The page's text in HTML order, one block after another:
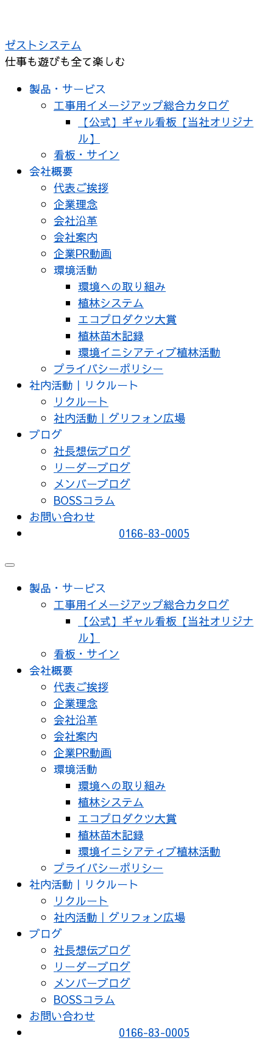
ゼストシステム
仕事も遊びも全て楽しむ
製品・サービス
工事用イメージアップ総合カタログ
【公式】ギャル看板【当社オリジナ
ル】
看板・サイン
会社概要
代表ご挨拶
企業理念
会社沿革
会社案内
企業PR動画
環境活動
環境への取り組み
植林システム
エコプロダクツ大賞
植林苗木記録
環境イニシアティブ植林活動
プライバシーポリシー
社内活動｜リクルート
リクルート
社内活動｜グリフォン広場
ブログ
社長想伝ブログ
リーダーブログ
メンバーブログ
BOSSコラム
お問い合わせ
0166-83-0005
製品・サービス
工事用イメージアップ総合カタログ
【公式】ギャル看板【当社オリジナ
ル】
看板・サイン
会社概要
代表ご挨拶
企業理念
会社沿革
会社案内
企業PR動画
環境活動
環境への取り組み
植林システム
エコプロダクツ大賞
植林苗木記録
環境イニシアティブ植林活動
プライバシーポリシー
社内活動｜リクルート
リクルート
社内活動｜グリフォン広場
ブログ
社長想伝ブログ
リーダーブログ
メンバーブログ
BOSSコラム
お問い合わせ
0166-83-0005